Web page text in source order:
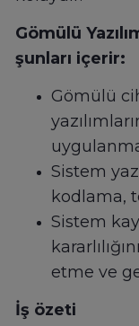
Gömülü
şunları içerir:
Gömülü
Sistem
kodlama,
Sistem
etme ve
İş özeti